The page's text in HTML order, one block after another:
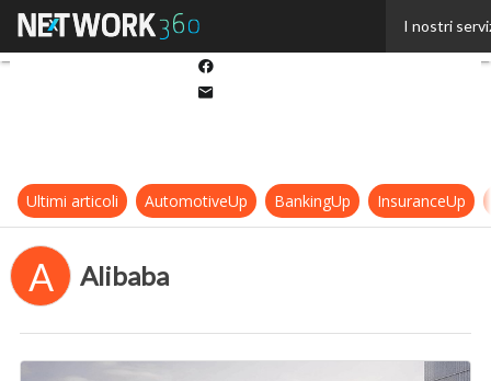
I nostri
Ultimi articoli AutomotiveUp BankingUp InsuranceUp
A Alibaba